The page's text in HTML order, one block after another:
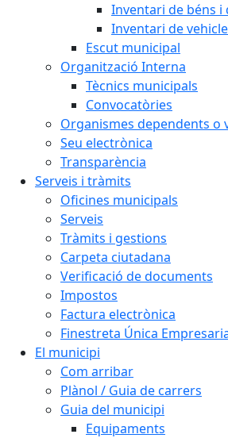
Inventari de béns i
Inventari de
Escut municipal
Organització Interna
Tècnics municipals
Convocatòries
Organismes dependents o
Seu electrònica
Transparència
Serveis i tràmits
Oficines municipals
Serveis
Tràmits i gestions
Carpeta ciutadana
Verificació de documents
Impostos
Factura electrònica
Finestreta Única
El municipi
Com arribar
Plànol / Guia de carrers
Guia del municipi
Equipaments